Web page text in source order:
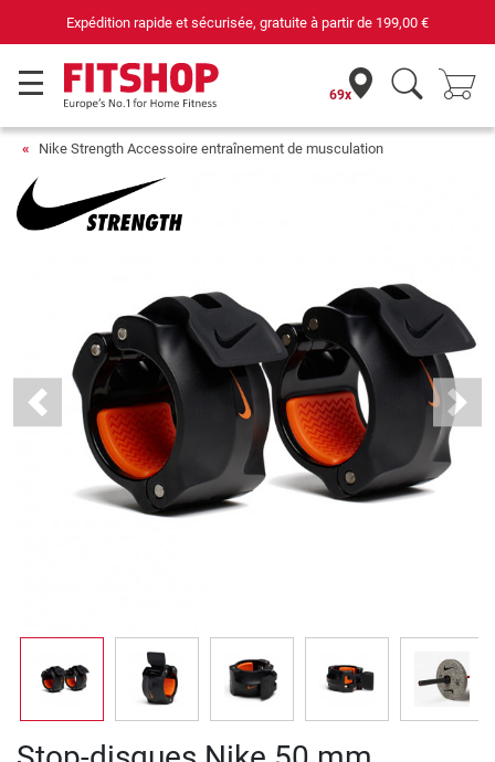
Expédition rapide et sécurisée, gratuite à partir de 199,00 €
69x
Nike Strength Accessoire entraînement de musculation
Previous Next